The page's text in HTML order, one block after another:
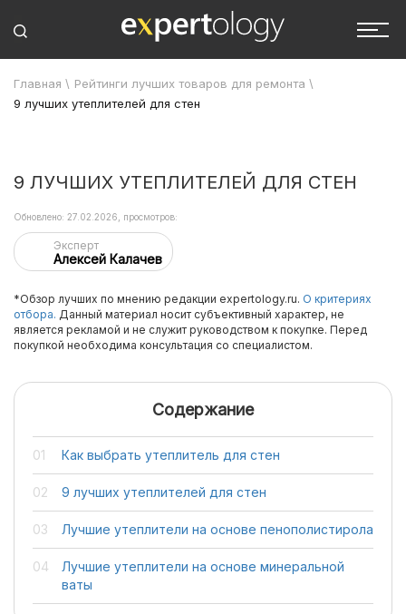
Главная \ Рейтинги лучших товаров для ремонта \
9 лучших утеплителей для стен
9 ЛУЧШИХ УТЕПЛИТЕЛЕЙ ДЛЯ СТЕН
Эксперт
Алексей Калачев
Обновлено: 27.02.2026, просмотров:
*Обзор лучших по мнению редакции expertology.ru. О критериях
отбора. Данный материал носит субъективный характер, не
является рекламой и не служит руководством к покупке. Перед
покупкой необходима консультация со специалистом.
Содержание
Как выбрать утеплитель для стен
9 лучших утеплителей для стен
Лучшие утеплители на основе пенополистирола
Лучшие утеплители на основе минеральной
ваты